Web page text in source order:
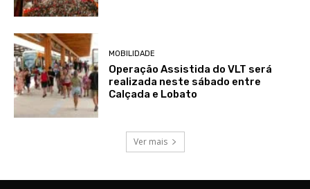
MOBILIDADE
Operação Assistida do VLT será
realizada neste sábado entre
Calçada e Lobato
Ver mais